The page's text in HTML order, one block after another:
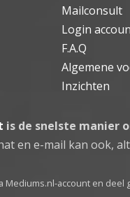
Mailconsult
Login
F.A.Q
Algemene
Inzichten
is de snelste manier
en e-mail kan ook,
Mediums.nl-account en